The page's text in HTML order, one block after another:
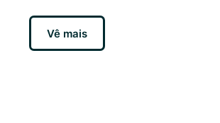
Vê mais